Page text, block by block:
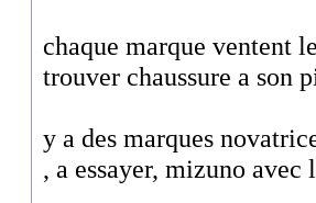
chaque marque ventent
trouver chaussure a son
y a des marques
, a essayer, mizuno avec